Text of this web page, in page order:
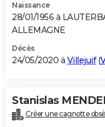
Naissance
28/01/1956 à
ALLEMAGNE
Décès
24/05/2020 à Villejuif(
Stanislas
Créer une cagnotte